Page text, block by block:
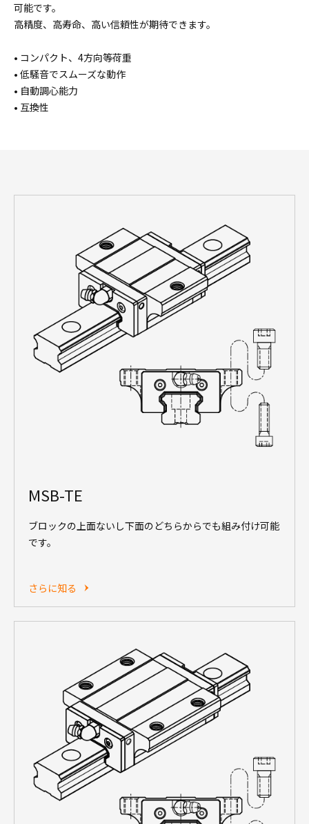
可能です。
高精度、高寿命、高い信頼性が期待できます。
• コンパクト、4方向等荷重
• 低騒音でスムーズな動作
• 自動調心能力
• 互換性
MSB-TE
ブロックの上面ないし下面のどちらからでも組み付け可能
です。
さらに知る